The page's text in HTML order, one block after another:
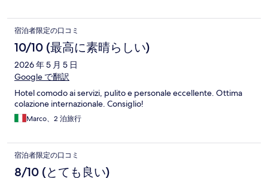
宿泊者限定の口コミ
10/10 (最高に素晴らしい)
2026 年 5 月 5 日
Google で翻訳
Hotel comodo ai servizi, pulito e personale eccellente. Ottima
colazione internazionale. Consiglio!
Marco、2 泊旅行
宿泊者限定の口コミ
8/10 (とても良い)